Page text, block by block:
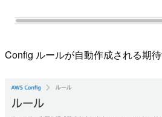
Config ルールが自動作成される期待